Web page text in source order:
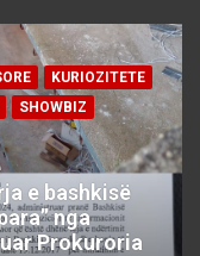
KURIOZITETE
SHOWBIZ
e bashkisë
nga
Prokuroria